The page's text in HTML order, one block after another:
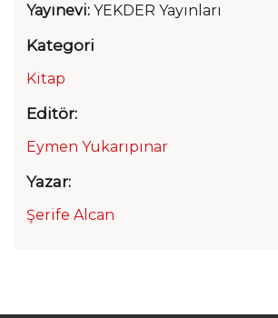
Yayınevi:YEKDER Yayınları
Kategori
Kitap
Editör:
Eymen Yukarıpınar
Yazar:
Şerife Alcan